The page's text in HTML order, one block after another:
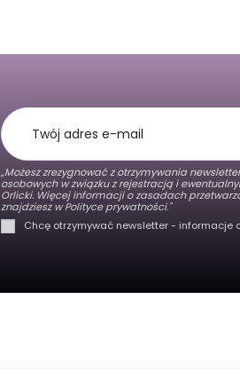
„Możesz zrezygnować z otrzymywania
osobowych w związku z rejestracją i
Orlicki. Więcej informacji o zasadach
znajdziesz wPolityce prywatności."
Chcę otrzymywać newsletter - informacje